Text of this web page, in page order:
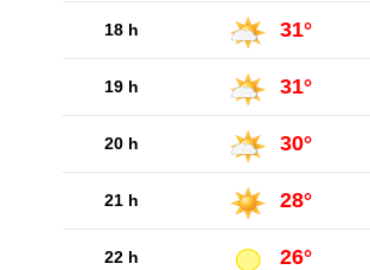
18 h 31°
19 h 31°
20 h 30°
21 h 28°
22 h 26°